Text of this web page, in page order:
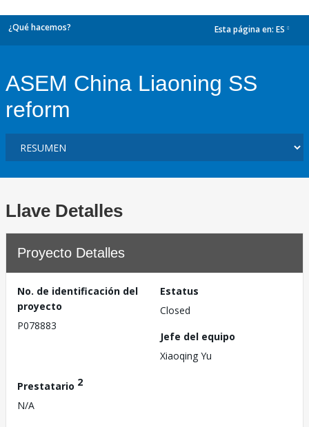
¿Qué hacemos? Esta página en: ES
ASEM China Liaoning SS
reform
Llave Detalles
Proyecto Detalles
No. de identificación del
proyecto
P078883
Estatus
Closed
Jefe del equipo
Xiaoqing Yu
Prestatario 2
N/A